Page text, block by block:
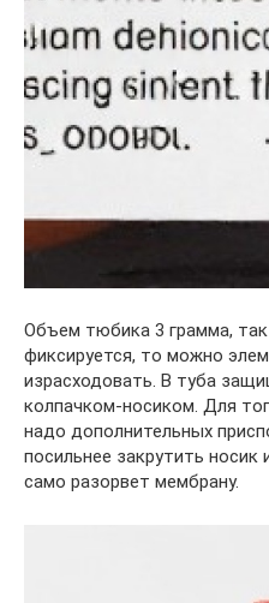
Объем тюбика 3 грамма,
фиксируется, то можно
израсходовать. В туба
колпачком-носиком. Для
надо дополнительных
посильнее закрутить носик
само разорвет мембрану.